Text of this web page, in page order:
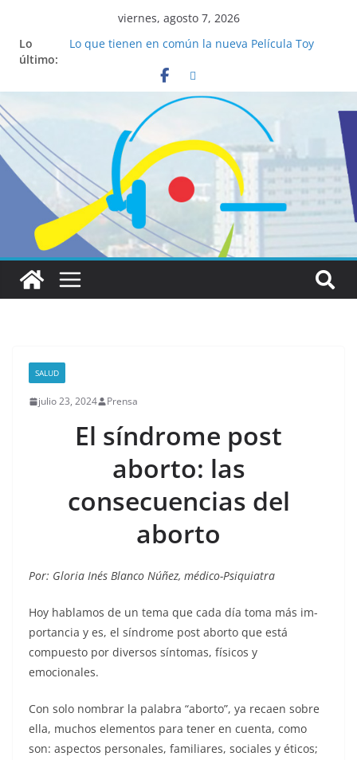
viernes, agosto 7, 2026
Lo
último:
Lo que tienen en común la nueva Película Toy
Realizadores de Vox Dei fortalecen su identidad
institucional y habilidades en comunicación
La ciencia desvela los 5 secretos que tiene
fácilmente un católico para convertirse en
“Superancianos”
Pop Up Market atrae a cientos de visitantes y
dinamiza la economía local
Salud mental a la mesa: la importancia de
hablarlo en familia
SALUD
julio 23, 2024 Prensa
El síndrome post
aborto: las
consecuencias del
aborto
Por: Gloria Inés Blanco Núñez, médico-Psiquiatra
Hoy hablamos de un tema que cada día toma más im­
portancia y es, el síndrome post aborto que está
compuesto por diversos síntomas, físicos y
emocionales.
Con solo nombrar la palabra “aborto”, ya recaen sobre
ella, muchos elementos para tener en cuenta, como
son: aspectos perso­nales, familiares, sociales y éticos;